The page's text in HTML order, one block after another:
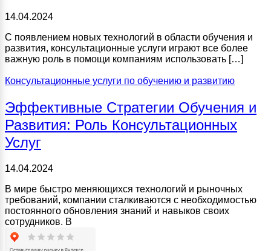
14.04.2024
С появлением новых технологий в области обучения и
развития, консультационные услуги играют все более
важную роль в помощи компаниям использовать […]
Консультационные услуги по обучению и развитию
Эффективные Стратегии Обучения и
Развития: Роль Консультационных
Услуг
14.04.2024
В мире быстро меняющихся технологий и рыночных
требований, компании сталкиваются с необходимостью
постоянного обновления знаний и навыков своих
сотрудников. В